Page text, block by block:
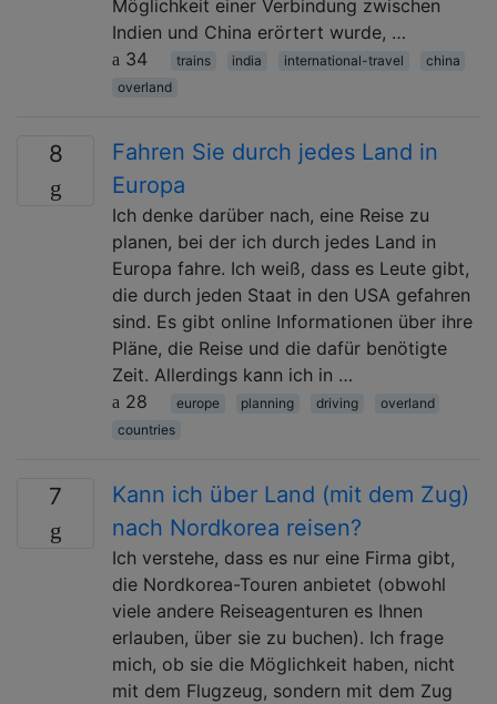
Möglichkeit einer Verbindung zwischen
Indien und China erörtert wurde, …
34
trains india international-travel
china
overland
8
Fahren Sie durch jedes Land in
Europa
Ich denke darüber nach, eine Reise zu
planen, bei der ich durch jedes Land in
Europa fahre. Ich weiß, dass es Leute gibt,
die durch jeden Staat in den USA gefahren
sind. Es gibt online Informationen über ihre
Pläne, die Reise und die dafür benötigte
Zeit. Allerdings kann ich in …
28
europe planning driving
overland
countries
7
Kann ich über Land (mit dem Zug)
nach Nordkorea reisen?
Ich verstehe, dass es nur eine Firma gibt,
die Nordkorea-Touren anbietet (obwohl
viele andere Reiseagenturen es Ihnen
erlauben, über sie zu buchen). Ich frage
mich, ob sie die Möglichkeit haben, nicht
mit dem Flugzeug, sondern mit dem Zug